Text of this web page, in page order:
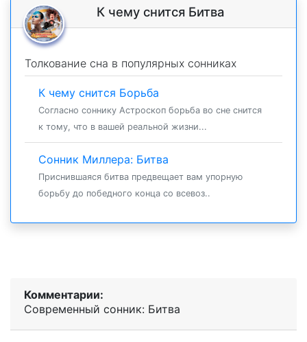
К чему снится Битва
Толкование сна в популярных сонниках
К чему снится Борьба
Согласно соннику Астроскоп борьба во сне снится
к тому, что в вашей реальной жизни...
Сонник Миллера: Битва
Приснившаяся битва предвещает вам упорную
борьбу до победного конца со всевоз..
Комментарии:
Современный сонник: Битва